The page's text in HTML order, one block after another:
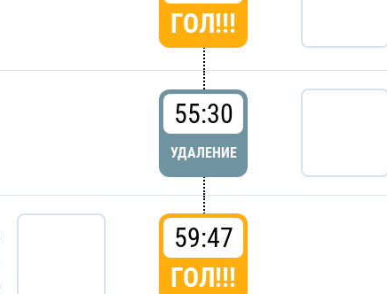
ГОЛ!!!
55:30
УДАЛЕНИЕ
59:47
ГОЛ!!!